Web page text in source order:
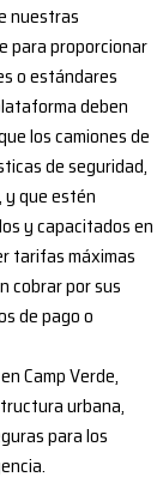
nuestras
para proporcionar
o estándares
deben
los camiones de
de seguridad,
que estén
y capacitados en
tarifas máximas
cobrar por sus
de pago o
Camp Verde,
urbana,
para los